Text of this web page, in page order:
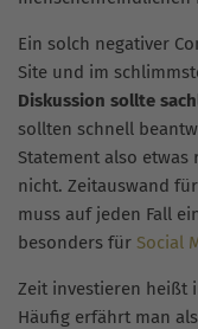
Ein solch negativer
Site und im
Diskussion sollte
sollten schnell
Statement also etwas
nicht. Zeitauswand
muss auf jeden Fall
besonders für Social
Zeit investieren heißt
Häufig erfährt man als